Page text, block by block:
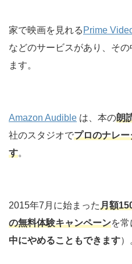
家で映画を見れる Prime
などのサービスがあり、その
ます。
Amazon Audible は、本の朗
社のスタジオでプロのナレ
す。
2015年7月に始まった月額
の無料体験キャンペーンを
中にやめることもできます）